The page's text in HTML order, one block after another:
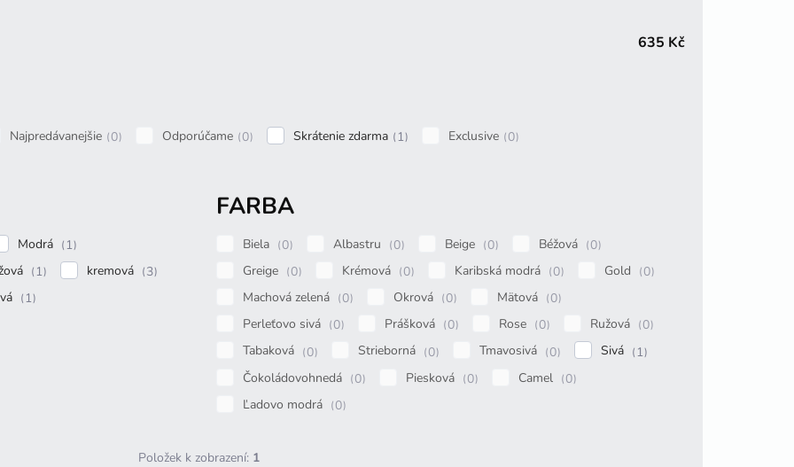
635 Kč
Najpredávanejšie 0 Odporúčame 0 Skrátenie zdarma 1 Exclusive 0
Modrá
1
1 kremová
3
1
FARBA
Biela 0 Albastru 0 Beige 0 Béžová
0
Greige
0 Krémová 0 Karibská modrá 0 Gold
0
Machová zelená
0 Okrová 0 Mätová
0
Perleťovo sivá
0 Prášková 0 Rose 0 Ružová
0
Tabaková
0 Strieborná 0 Tmavosivá 0 Sivá
1
Čokoládovohnedá
0 Piesková 0 Camel
0
Ľadovo modrá
0
Položek k zobrazení: 1